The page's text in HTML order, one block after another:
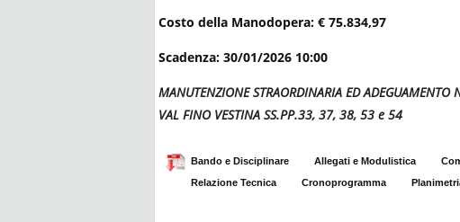
Costo della Manodopera: € 75.834,97
Scadenza: 30/01/2026 10:00
MANUTENZIONE STRAORDINARIA ED ADEGUAMENTO
VAL FINO VESTINA SS.PP.33, 37, 38, 53 e 54
Bando e Disciplinare Allegati e Modulistica
Relazione Tecnica
Cronoprogramma